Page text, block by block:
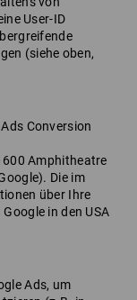
User-ID
(siehe oben,
Conversion
Amphitheatre
Die im
über Ihre
in den USA
Ads, um